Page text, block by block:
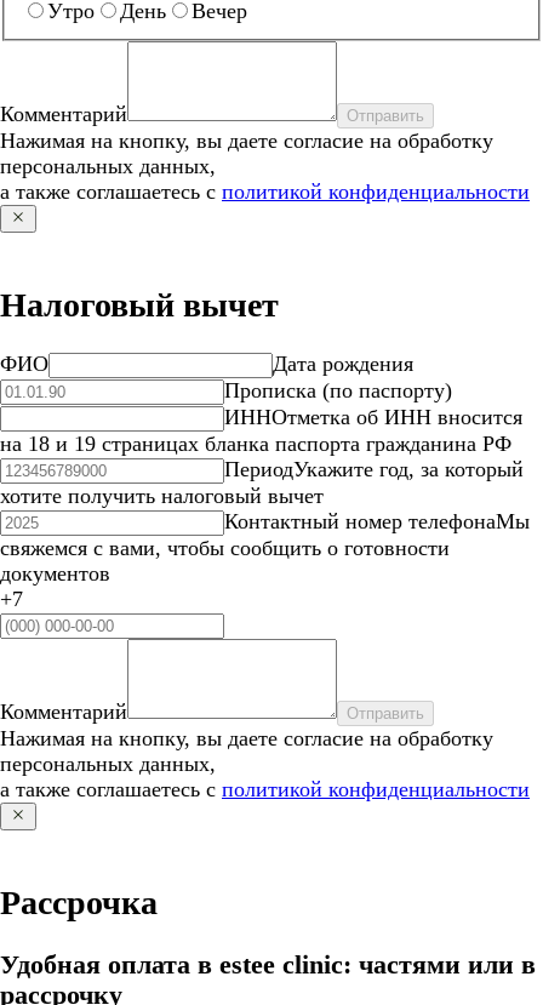
Утро День Вечер
Комментарий Отправить
Нажимая на кнопку, вы даете согласие на обработку
персональных данных,
а также соглашаетесь с политикой конфиденциальности
Налоговый вычет
ФИО
Дата рождения
Прописка (по паспорту)
ИННОтметка об ИНН вносится
на 18 и 19 страницах бланка паспорта гражданина РФ
ПериодУкажите год, за который
хотите получить налоговый вычет
Контактный номер телефонаМы
свяжемся с вами, чтобы сообщить о готовности
документов
+7
Комментарий Отправить
Нажимая на кнопку, вы даете согласие на обработку
персональных данных,
а также соглашаетесь с политикой конфиденциальности
Рассрочка
Удобная оплата в estee clinic: частями или в
рассрочку